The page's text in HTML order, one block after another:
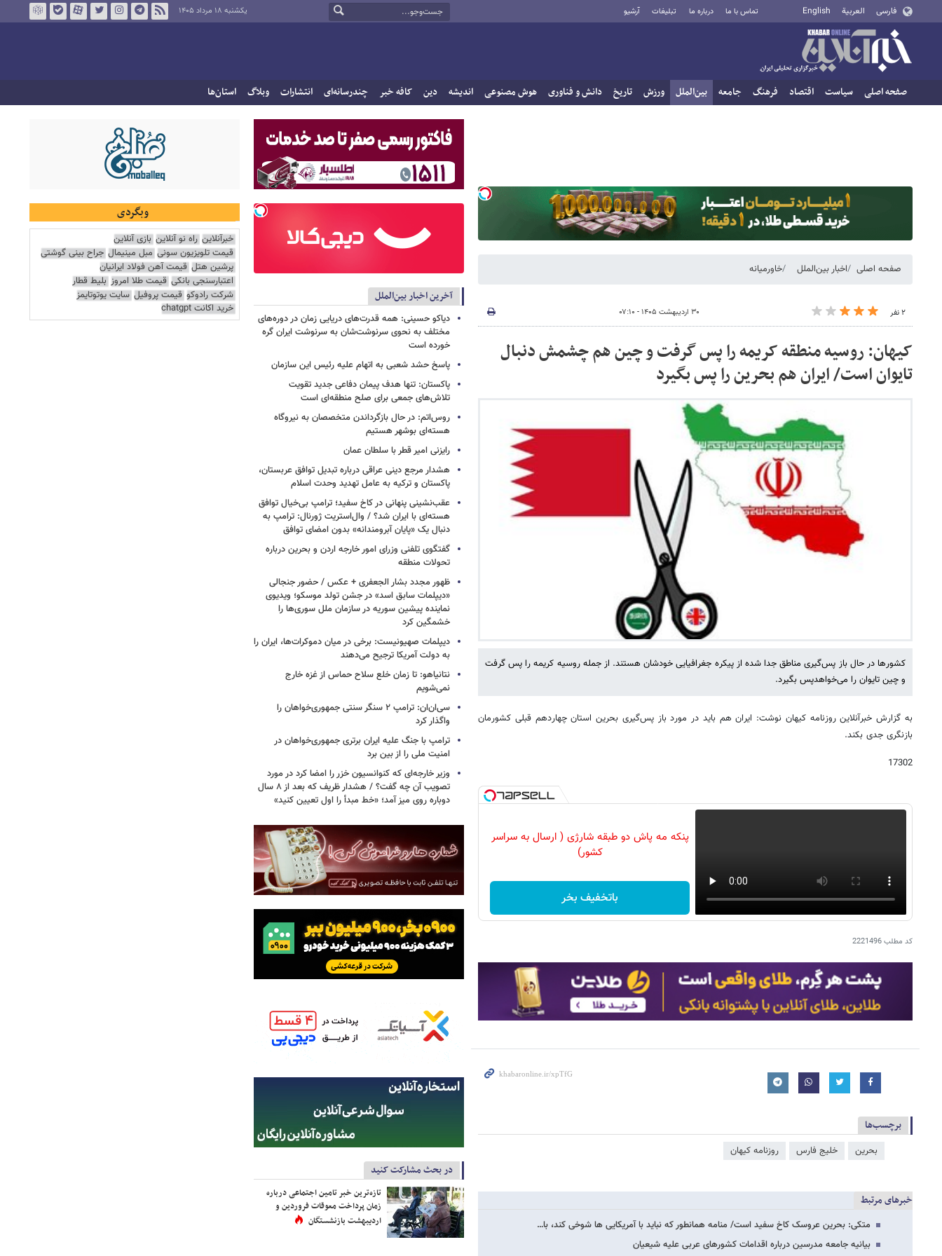
فارسی العربية English تماس با ما درباره ما تبلیغات آرشیو یکشنبه ۱۸ مرداد ۱۴۰۵
صفحه اصلی سیاست اقتصاد فرهنگ جامعه بین‌الملل ورزش تاریخ دانش و فناوری هوش مصنوعی اندیشه دین کافه خبر چندرسانه‌ای انتشارات وبلاگ استان‌ها
صفحه اصلی اخبار بین‌الملل خاورمیانه
۲ نفر ۳۰ اردیبهشت ۱۴۰۵ - ۰۷:۱۰
کیهان: روسیه منطقه کریمه را پس گرفت و چین هم چشمش دنبال
تایوان است/ ایران هم بحرین را پس بگیرد
کشورها در حال باز پس‌گیری مناطق جدا شده از پیکره جغرافیایی خودشان هستند. از جمله روسیه کریمه را پس گرفت
و چین تایوان را می‌خواهدپس بگیرد.
به گزارش خبرآنلاین روزنامه کیهان نوشت: ایران هم باید در مورد باز پس‌گیری بحرین استان چهاردهم قبلی کشورمان
بازنگری جدی بکند.
17302
پنکه مه پاش دو طبقه شارژی ( ارسال به سراسر
کشور)
باتخفیف بخر
کد مطلب2221496
برچسب‌ها
بحرین خلیج فارس روزنامه کیهان
خبرهای مرتبط
متکی: بحرین عروسک کاخ سفید است/ منامه همانطور که نباید با آمریکایی ها شوخی کند، با…
بیانیه جامعه مدرسین درباره اقدامات کشورهای عربی علیه شیعیان
آخرین اخبار بین‌الملل
دیاکو حسینی: همه قدرت‌های دریایی زمان در دوره‌های
مختلف به نحوی سرنوشت‌شان به سرنوشت ایران گره
خورده است
پاسخ حشد شعبی به اتهام‌ علیه رئیس این سازمان
پاکستان: تنها هدف پیمان دفاعی جدید تقویت
تلاش‌های جمعی برای صلح منطقه‌ای است
روس‌اتم: در حال بازگرداندن متخصصان به نیروگاه
هسته‌ای بوشهر هستیم
رایزنی امیر قطر با سلطان عمان
هشدار مرجع دینی عراقی درباره تبدیل توافق عربستان،
پاکستان و ترکیه به عامل تهدید وحدت اسلام
عقب‌نشینی پنهانی در کاخ سفید؛ ترامپ بی‌خیال توافق
هسته‌ای با ایران شد؟ / وال‌استریت ژورنال: ترامپ به
دنبال یک «پایان آبرومندانه» بدون امضای توافق
گفتگوی تلفنی وزرای امور خارجه اردن و بحرین درباره
تحولات منطقه
ظهور مجدد بشار الجعفری + عکس / حضور جنجالی
«دیپلمات سابق اسد» در جشن تولد موسکو؛ ویدیوی
نماینده پیشین سوریه در سازمان ملل سوری‌ها را
خشمگین کرد
دیپلمات صهیونیست: برخی در میان دموکرات‌ها، ایران را
به دولت آمریکا ترجیح می‌دهند
نتانیاهو: تا زمان خلع سلاح حماس از غزه خارج
نمی‌شویم
سی‌ان‌ان: ترامپ ۲ سنگر سنتی جمهوری‌خواهان را
واگذار کرد
ترامپ با جنگ علیه ایران برتری جمهوری‌خواهان در
امنیت ملی را از بین برد
وزیر خارجه‌ای که کنوانسیون خزر را امضا کرد در مورد
تصویب آن چه گفت؟ / هشدار ظریف که بعد از ۸ سال
دوباره روی میز آمد؛ «خط مبدأ را اول تعیین کنید»
در بحث مشارکت کنید
تازه‌ترین خبر تامین اجتماعی درباره
زمان پرداخت معوقات فروردین و
اردیبهشت بازنشستگان
وبگردی
خبرآنلاین راه نو آنلاین بازی آنلاین
قیمت تلویزیون سونی مبل مینیمال جراح بینی گوشتی
پرشین هتل قیمت آهن فولاد ایرانیان
اعتبارسنجی بانکی قیمت طلا امروز بلیط قطار
شرکت رادوکو قیمت پروفیل سایت یوتوتایمز
خرید اکانت chatgpt